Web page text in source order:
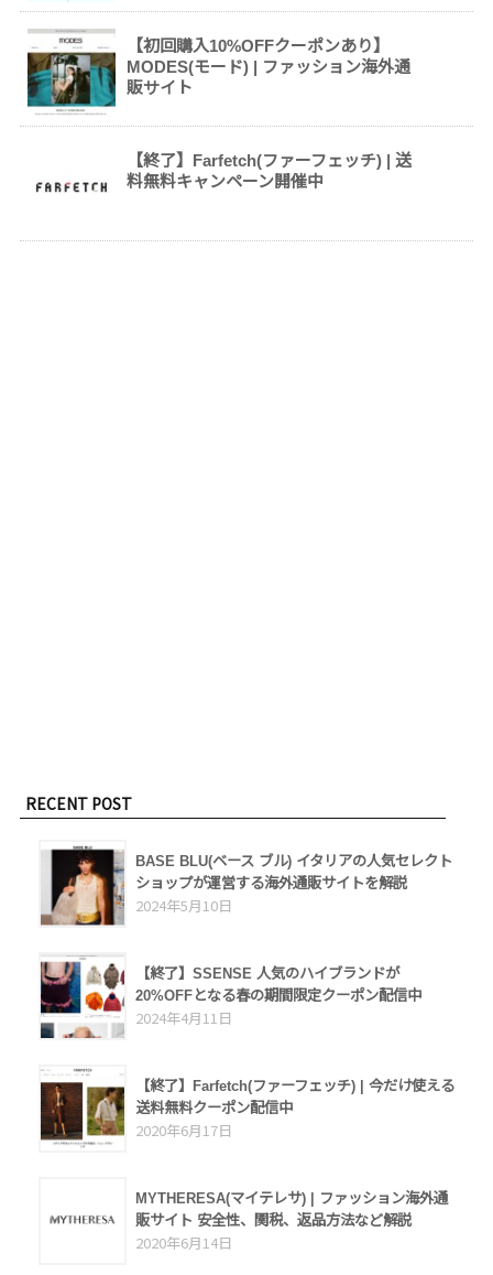
【初回購入10%OFFクーポンあり】
MODES(モード) | ファッション海外通
販サイト
【終了】Farfetch(ファーフェッチ) | 送
料無料キャンペーン開催中
RECENT POST
BASE BLU(ベース ブル) イタリアの人気セレクト
ショップが運営する海外通販サイトを解説
2024年5月10日
【終了】SSENSE 人気のハイブランドが
20%OFFとなる春の期間限定クーポン配信中
2024年4月11日
【終了】Farfetch(ファーフェッチ) | 今だけ使える
送料無料クーポン配信中
2020年6月17日
MYTHERESA(マイテレサ) | ファッション海外通
販サイト 安全性、関税、返品方法など解説
2020年6月14日